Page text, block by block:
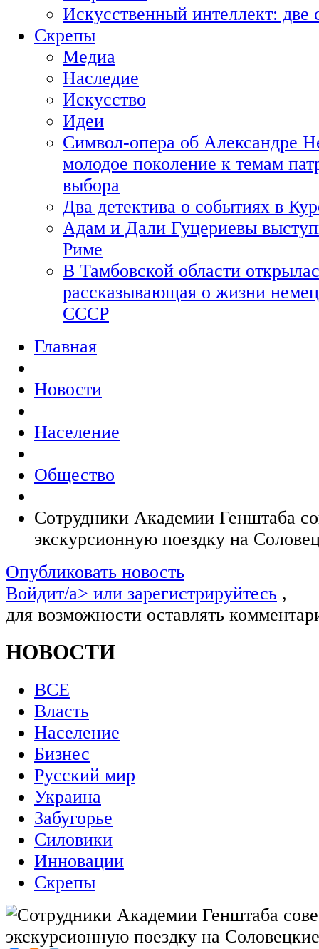
Искусственный интеллект:
Скрепы
Медиа
Наследие
Искусство
Идеи
Символ-опера об Александре
молодое поколение к темам
выбора
Два детектива о событиях в
Адам и Дали Гуцериевы
Риме
В Тамбовской области
рассказывающая о жизни
СССР
Главная
Новости
Население
Общество
Сотрудники Академии Генштаба
экскурсионную поездку на
Опубликовать новость
Войдит/a> или зарегистрируйтесь ,
для возможности оставлять
НОВОСТИ
ВСЕ
Власть
Население
Бизнес
Русский мир
Украина
Забугорье
Силовики
Инновации
Скрепы